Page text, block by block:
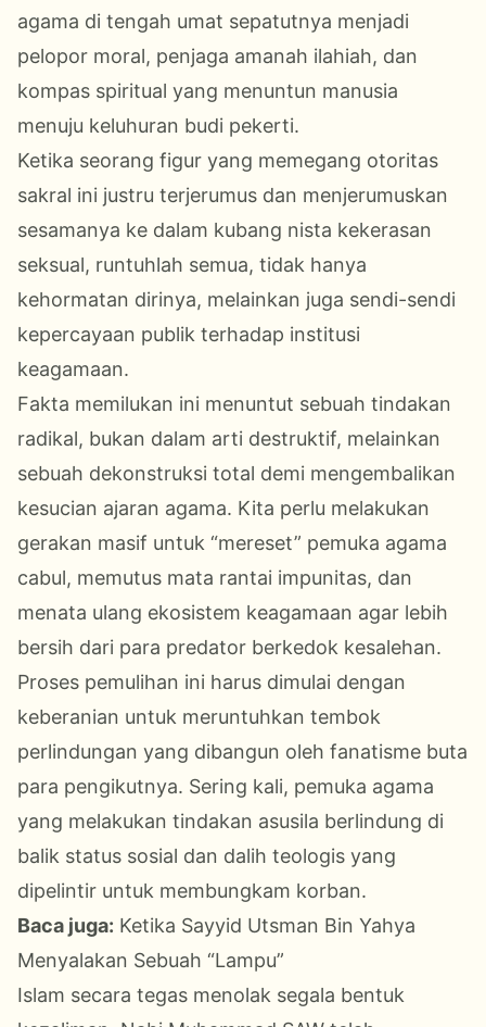
agama di tengah umat sepatutnya menjadi
pelopor moral, penjaga amanah ilahiah, dan
kompas spiritual yang menuntun manusia
menuju keluhuran budi pekerti.
Ketika seorang figur yang memegang otoritas
sakral ini justru terjerumus dan menjerumuskan
sesamanya ke dalam kubang nista kekerasan
seksual, runtuhlah semua, tidak hanya
kehormatan dirinya, melainkan juga sendi-sendi
kepercayaan publik terhadap institusi
keagamaan.
Fakta memilukan ini menuntut sebuah tindakan
radikal, bukan dalam arti destruktif, melainkan
sebuah dekonstruksi total demi mengembalikan
kesucian ajaran agama. Kita perlu melakukan
gerakan masif untuk “mereset” pemuka agama
cabul, memutus mata rantai impunitas, dan
menata ulang ekosistem keagamaan agar lebih
bersih dari para predator berkedok kesalehan.
Proses pemulihan ini harus dimulai dengan
keberanian untuk meruntuhkan tembok
perlindungan yang dibangun oleh fanatisme buta
para pengikutnya. Sering kali, pemuka agama
yang melakukan tindakan asusila berlindung di
balik status sosial dan dalih teologis yang
dipelintir untuk membungkam korban.
Baca juga: Ketika Sayyid Utsman Bin Yahya
Menyalakan Sebuah “Lampu”
Islam secara tegas menolak segala bentuk